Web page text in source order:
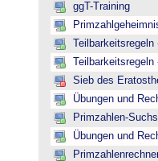
ggT-Training
Sieb des
Übungen und
Primzahlen-
Übungen und